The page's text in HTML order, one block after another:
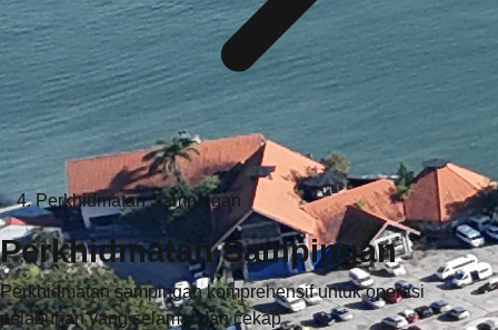
Perkhidmatan Sampingan
Perkhidmatan Sampingan
Perkhidmatan sampingan komprehensif untuk operasi
pelabuhan yang selamat dan cekap